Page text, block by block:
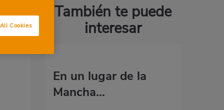
También te puede
interesar
En un lugar de la
Mancha...
Cookies